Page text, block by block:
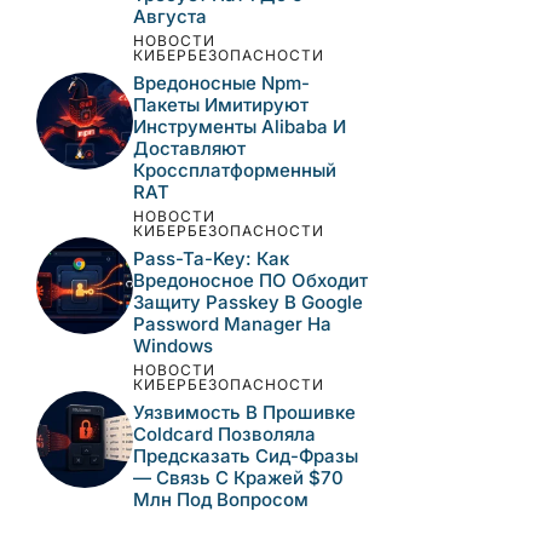
Самораспространяющи
Йся Червь В Npm: Как
Компрометация Keyv
Затронула Сотни
Пакетов
НОВОСТИ
КИБЕРБЕЗОПАСНОСТИ
Уязвимость Обхода
Аутентификации В N-
Able N-Central Активно
Эксплуатируется —
CISA Требует Патч До 6
Августа
НОВОСТИ
КИБЕРБЕЗОПАСНОСТИ
Вредоносные Npm-
Пакеты Имитируют
Инструменты Alibaba И
Доставляют
Кроссплатформенный
RAT
НОВОСТИ
КИБЕРБЕЗОПАСНОСТИ